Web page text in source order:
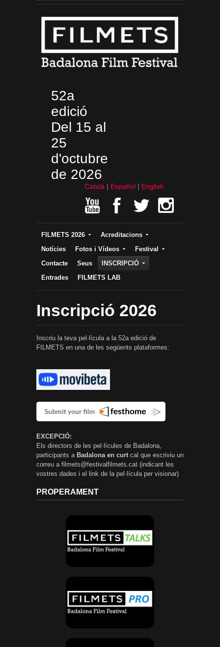
52a
edició
Del 15 al
25
d'octubre
de 2026
Català Español English
FILMETS 2026
Acreditacions
Notícies
Fotos i Vídeos
Festival
Contacte
Seus
INSCRIPCIÓ
Entrades
FILMETS LAB
Inscripció 2026
Inscriu la teva pel·lícula a la 52a edició de
FILMETS en una de les següents plataformes:
EXCEPCIÓ:
Els directors de les pel·lícules de Badalona,
participants a Badalona en curt cal que escriviu un
correu a filmets@festivalfilmets.cat (indicant les
vostres dades i el link de la pel·lícula per visionar)
PROPERAMENT